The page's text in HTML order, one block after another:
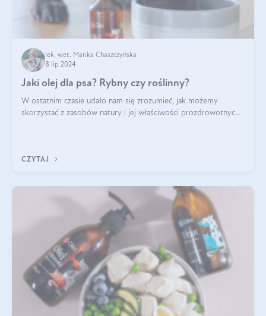
lek. wet. Marika Chaszczyńska
8 lip 2024
Jaki olej dla psa? Rybny czy roślinny?
W ostatnim czasie udało nam się zrozumieć, jak możemy
skorzystać z zasobów natury i jej właściwości prozdrowotnych,
CZYTAJ